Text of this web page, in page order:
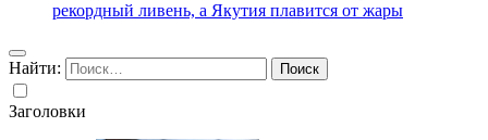
рекордный ливень, а Якутия плавится от жары
Найти:
Заголовки